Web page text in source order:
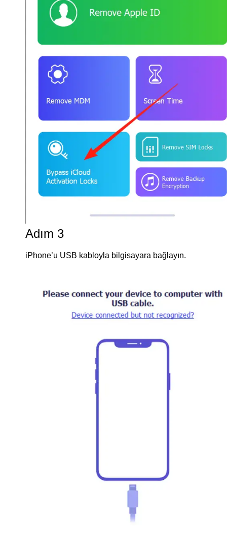
Adım 3
iPhone’u USB kabloyla bilgisayara bağlayın.